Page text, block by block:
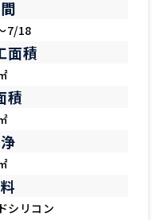
7/18
面積
積
シリコン